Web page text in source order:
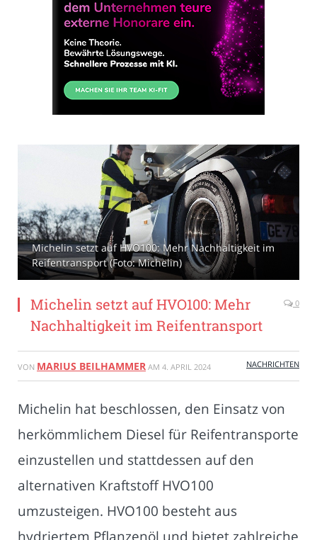
Michelin setzt auf HVO100: Mehr Nachhaltigkeit im
Reifentransport (Foto: Michelin)
Michelin setzt auf HVO100: Mehr
Nachhaltigkeit im Reifentransport
0
VON MARIUS BEILHAMMER AM 4. APRIL 2024 NACHRICHTEN
Michelin hat beschlossen, den Einsatz von
herkömmlichem Diesel für Reifentransporte
einzustellen und stattdessen auf den
alternativen Kraftstoff HVO100
umzusteigen. HVO100 besteht aus